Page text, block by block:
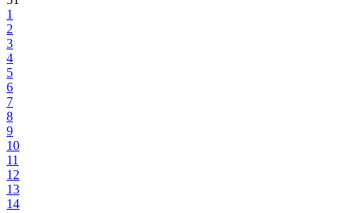
1
2
3
4
5
6
7
8
9
10
11
12
13
14